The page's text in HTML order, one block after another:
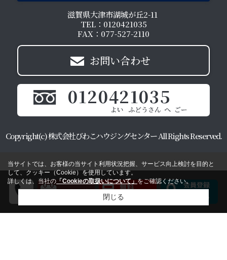
滋賀県大津市湖城が丘2-11
TEL：0120421035
FAX：077-527-2110
お問い合わせ
0120421035
Copyright(c) 株式会社びわこハウジングセンター All Rights Reserved.
当サイトでは、お客様の当サイト利用状況把握、サービス向上検討を目的と
して、クッキー（Cookie）を使用しています。
詳しくは、当社の 「Cookieの取扱いについて」 をご確認ください。
閉じる